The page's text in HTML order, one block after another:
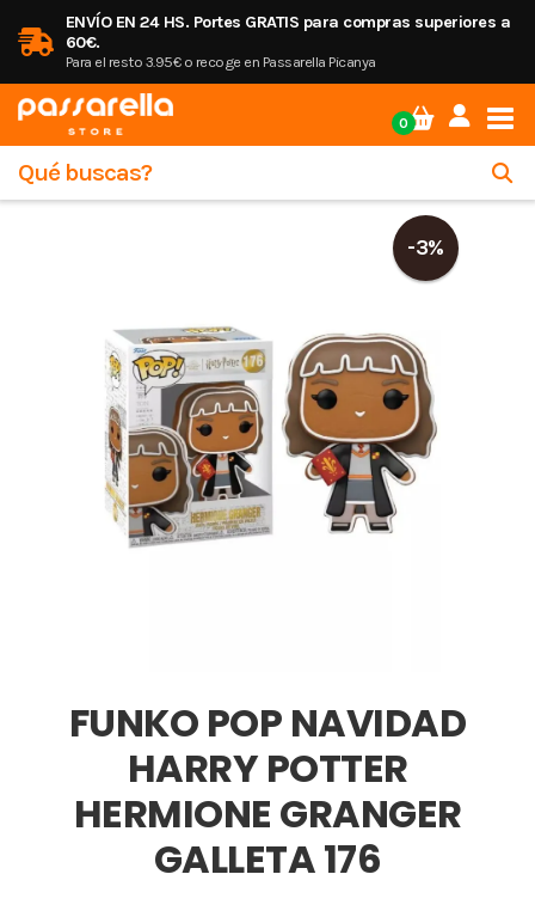
ENVÍO EN 24 HS. Portes GRATIS para compras superiores a
60€.
Para el resto 3.95€ o recoge en Passarella Picanya
0
-3%
FUNKO POP NAVIDAD
HARRY POTTER
HERMIONE GRANGER
GALLETA 176